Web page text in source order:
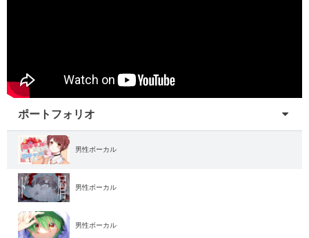
ポートフォリオ
男性ボーカル
男性ボーカル
男性ボーカル